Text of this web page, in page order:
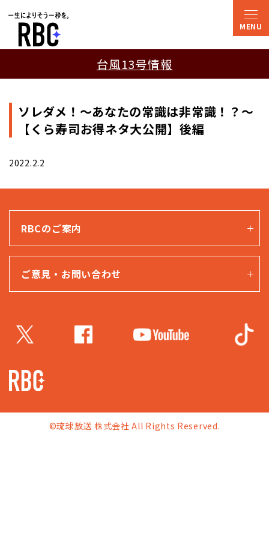
台風13号情報
ソレダメ！〜あなたの常識は非常識！？〜
【くら寿司お得ネタ大公開】後編
2022.2.2
RBCのご案内
ご意見・お問い合わせ
©琉球放送 株式会社 All Rights Reserved.